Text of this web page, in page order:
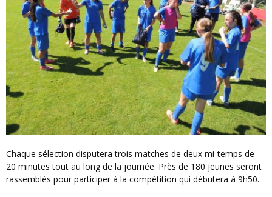
Chaque sélection disputera trois matches de deux mi-temps de
20 minutes tout au long de la journée. Près de 180 jeunes seront
rassemblés pour participer à la compétition qui débutera à 9h50.